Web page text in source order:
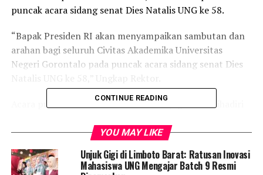
puncak acara sidang senat Dies Natalis UNG ke 58.
“Bapak Presiden RI akan menyampaikan sambutan dan
arahan bagi seluruh Civitas Akademika Universitas
Negeri Gorontalo pada puncak acara sidang senat Dies
Acara puncak Dies Natalis UNG ke 58 juga akan dihadiri
menyampaikan orasi ilmiah.
CONTINUE READING
YOU MAY LIKE
Unjuk Gigi di Limboto Barat: Ratusan Inovasi
Mahasiswa UNG Mengajar Batch 9 Resmi